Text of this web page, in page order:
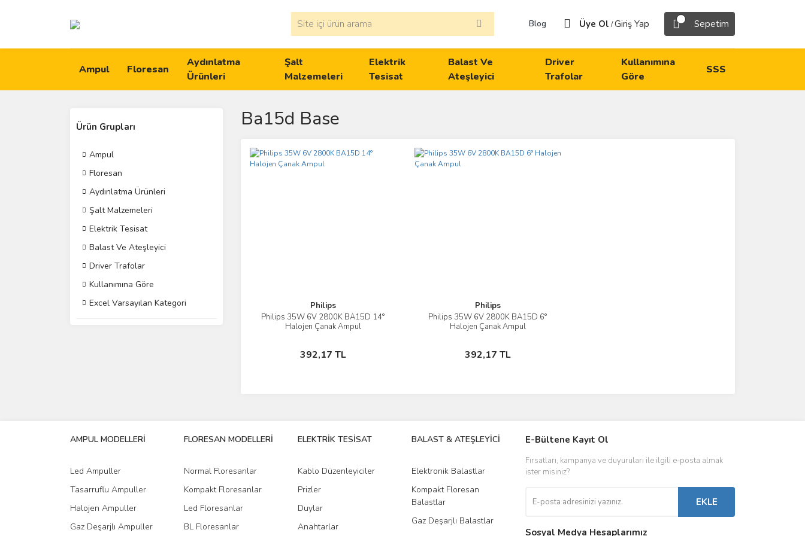
Blog Üye Ol /Giriş Yap Sepetim
Ampul Floresan
Aydınlatma
Ürünleri
Şalt
Malzemeleri
Elektrik
Tesisat
Balast Ve
Ateşleyici
Driver
Trafolar
Kullanımına
Göre
SSS
Ürün Grupları
Ampul
Floresan
Aydınlatma Ürünleri
Şalt Malzemeleri
Elektrik Tesisat
Balast Ve Ateşleyici
Driver Trafolar
Kullanımına Göre
Excel Varsayılan Kategori
Ba15d Base
Philips
Philips 35W 6V 2800K BA15D 14°
Halojen Çanak Ampul
392,17 TL
İncele
Sepete Ekle
Philips
Philips 35W 6V 2800K BA15D 6°
Halojen Çanak Ampul
392,17 TL
İncele
Sepete Ekle
AMPUL MODELLERİ
Led Ampuller
Tasarruflu Ampuller
Halojen Ampuller
Gaz Deşarjlı Ampuller
FLORESAN MODELLERİ
Normal Floresanlar
Kompakt Floresanlar
Led Floresanlar
BL Floresanlar
ELEKTRİK TESİSAT
Kablo Düzenleyiciler
Prizler
Duylar
Anahtarlar
BALAST & ATEŞLEYİCİ
Elektronik Balastlar
Kompakt Floresan
Balastlar
Gaz Deşarjlı Balastlar
DRIVER & TRAFO
Led Driverlar
Kontaktörler
Sigorta & Otomatlar
E-Bültene Kayıt Ol
Fırsatları, kampanya ve duyuruları ile ilgili e-posta almak
ister misiniz?
EKLE
Sosyal Medya Hesaplarımız